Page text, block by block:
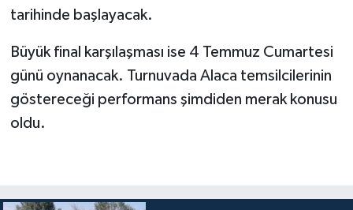
tarihinde başlayacak.
Büyük final karşılaşması ise 4 Temmuz Cumartesi
günü oynanacak. Turnuvada Alaca temsilcilerinin
göstereceği performans şimdiden merak konusu
oldu.